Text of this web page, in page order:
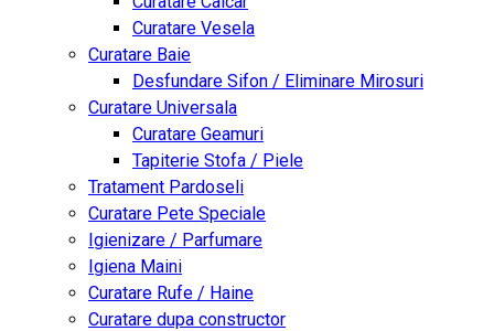
Curatare Vesela
Curatare Baie
Desfundare Sifon / Eliminare Mirosuri
Curatare Universala
Curatare Geamuri
Tapiterie Stofa / Piele
Tratament Pardoseli
Curatare Pete Speciale
Igienizare / Parfumare
Igiena Maini
Curatare Rufe / Haine
Curatare dupa constructor